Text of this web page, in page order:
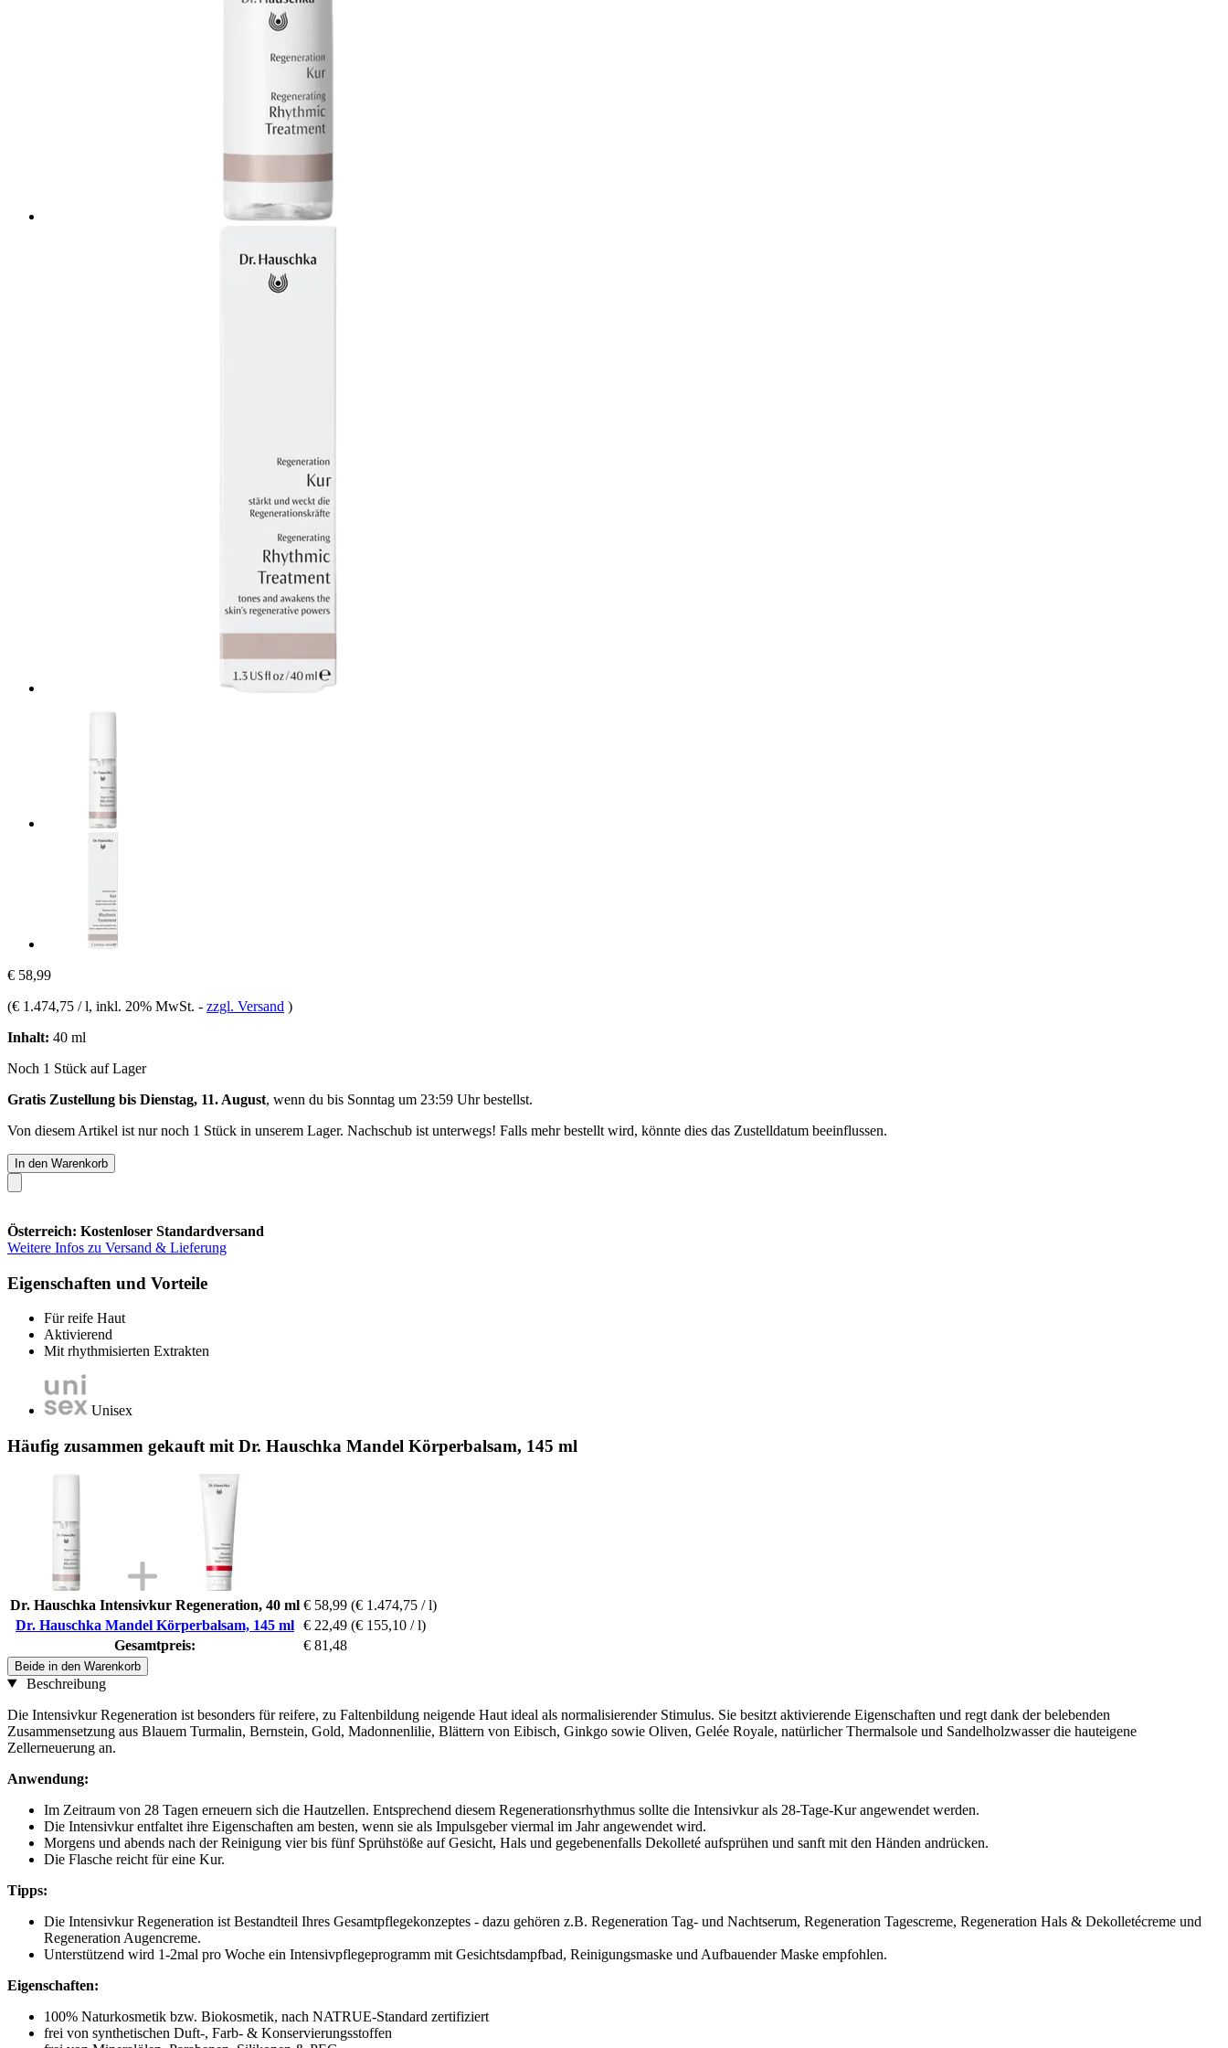
€ 58,99
(€ 1.474,75 / l, inkl. 20% MwSt. - zzgl. Versand )
Inhalt: 40 ml
Noch 1 Stück auf Lager
Gratis Zustellung bis Dienstag, 11. August, wenn du bis Sonntag um 23:59 Uhrbestellst.
Von diesem Artikel ist nur noch 1 Stück in unserem Lager. Nachschub ist unterwegs! Falls mehr bestellt wird, könnte dies das Zustelldatum beeinflussen.
In den Warenkorb
Österreich: Kostenloser Standardversand
Weitere Infos zu Versand & Lieferung
Eigenschaften und Vorteile
Für reife Haut
Aktivierend
Mit rhythmisierten Extrakten
Unisex
Häufig zusammen gekauft mit Dr. Hauschka Mandel Körperbalsam, 145 ml
Dr. Hauschka Intensivkur Regeneration, 40 ml € 58,99 (€ 1.474,75 / l)
Dr. Hauschka Mandel Körperbalsam, 145 ml € 22,49 (€ 155,10 / l)
Gesamtpreis:
€ 81,48
Beide in den Warenkorb
Beschreibung
Die Intensivkur Regeneration ist besonders für reifere, zu Faltenbildung neigende Haut ideal als normalisierender Stimulus. Sie besitzt aktivierende Eigenschaften und regt dank der belebenden
Zusammensetzung aus Blauem Turmalin, Bernstein, Gold, Madonnenlilie, Blättern von Eibisch, Ginkgo sowie Oliven, Gelée Royale, natürlicher Thermalsole und Sandelholzwasser die hauteigene
Zellerneuerung an.
Anwendung:
Im Zeitraum von 28 Tagen erneuern sich die Hautzellen. Entsprechend diesem Regenerationsrhythmus sollte die Intensivkur als 28-Tage-Kur angewendet werden.
Die Intensivkur entfaltet ihre Eigenschaften am besten, wenn sie als Impulsgeber viermal im Jahr angewendet wird.
Morgens und abends nach der Reinigung vier bis fünf Sprühstöße auf Gesicht, Hals und gegebenenfalls Dekolleté aufsprühen und sanft mit den Händen andrücken.
Die Flasche reicht für eine Kur.
Tipps:
Die Intensivkur Regeneration ist Bestandteil Ihres Gesamtpflegekonzeptes - dazu gehören z.B. Regeneration Tag- und Nachtserum, Regeneration Tagescreme, Regeneration Hals & Dekolletécreme und
Regeneration Augencreme.
Unterstützend wird 1-2mal pro Woche ein Intensivpflegeprogramm mit Gesichtsdampfbad, Reinigungsmaske und Aufbauender Maske empfohlen.
Eigenschaften:
100% Naturkosmetik bzw. Biokosmetik, nach NATRUE-Standard zertifiziert
frei von synthetischen Duft-, Farb- & Konservierungsstoffen